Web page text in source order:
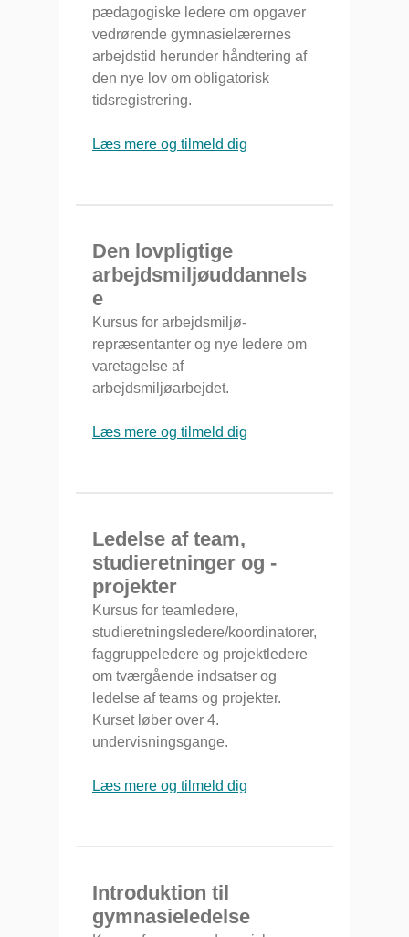
pædagogiske ledere om opgaver
vedrørende gymnasielærernes
arbejdstid herunder håndtering af
den nye lov om obligatorisk
tidsregistrering.
Læs mere og tilmeld dig
Den lovpligtige
arbejdsmiljøuddannels
e
Kursus for arbejdsmiljø-
repræsentanter og nye ledere om
varetagelse af
arbejdsmiljøarbejdet.
Læs mere og tilmeld dig
Ledelse af team,
studieretninger og -
projekter
Kursus for teamledere,
studieretningsledere/koordinatorer,
faggruppeledere og projektledere
om tværgående indsatser og
ledelse af teams og projekter.
Kurset løber over 4.
undervisningsgange.
Læs mere og tilmeld dig
Introduktion til
gymnasieledelse